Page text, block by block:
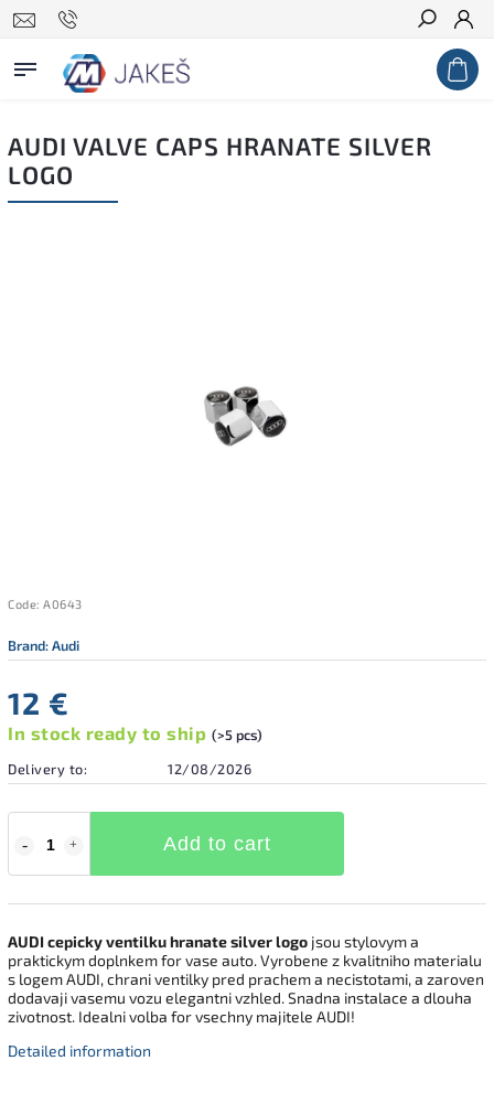
Search
AUDI VALVE CAPS HRANATE SILVER
LOGO
Code: A0643
Brand:Audi
12 €
In stock ready to ship (>5 pcs)
Delivery to:
12/08/2026
Add to cart
AUDI cepicky ventilku hranate silver logo jsou stylovym a
praktickym doplnkem for vase auto. Vyrobene z kvalitniho materialu
s logem AUDI, chrani ventilky pred prachem a necistotami, a zaroven
dodavaji vasemu vozu elegantni vzhled. Snadna instalace a dlouha
zivotnost. Idealni volba for vsechny majitele AUDI!
Detailed information